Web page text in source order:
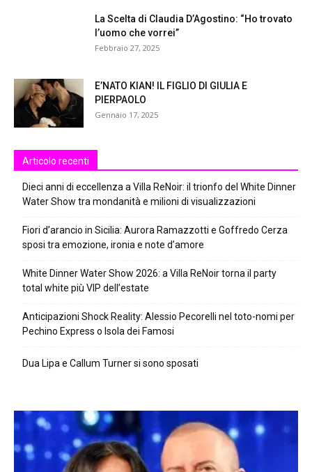
La Scelta di Claudia D’Agostino: “Ho trovato
l’uomo che vorrei”
Febbraio 27, 2025
E’NATO KIAN! IL FIGLIO DI GIULIA E
PIERPAOLO
Gennaio 17, 2025
Articolo recenti
Dieci anni di eccellenza a Villa ReNoir: il trionfo del White Dinner
Water Show tra mondanità e milioni di visualizzazioni
Fiori d’arancio in Sicilia: Aurora Ramazzotti e Goffredo Cerza
sposi tra emozione, ironia e note d’amore
White Dinner Water Show 2026: a Villa ReNoir torna il party
total white più VIP dell’estate
Anticipazioni Shock Reality: Alessio Pecorelli nel toto-nomi per
Pechino Express o Isola dei Famosi
Dua Lipa e Callum Turner si sono sposati